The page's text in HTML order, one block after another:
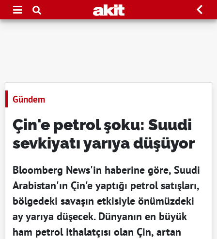
Gündem
Çin'e petrol şoku: Suudi
sevkiyatı yarıya düşüyor
Bloomberg News'in haberine göre, Suudi
Arabistan'ın Çin'e yaptığı petrol satışları,
bölgedeki savaşın etkisiyle önümüzdeki
ay yarıya düşecek. Dünyanın en büyük
ham petrol ithalatçısı olan Çin, artan